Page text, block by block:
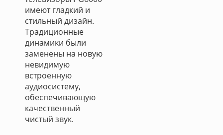
имеют гладкий и
стильный дизайн.
Традиционные
динамики были
заменены на новую
невидимую
встроенную
аудиосистему,
обеспечивающую
качественный
чистый звук.